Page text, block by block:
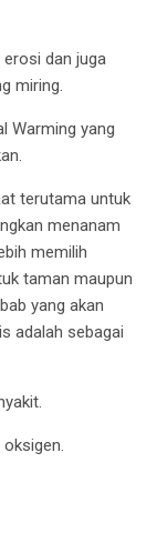
dan juga
miring.
Warming yang
terutama untuk
menanam
memilih
taman maupun
yang akan
adalah sebagai